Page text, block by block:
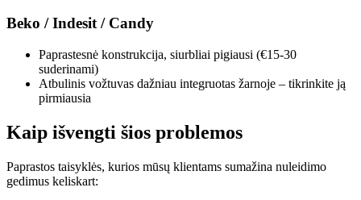
Beko / Indesit / Candy
Paprastesnė konstrukcija, siurbliai pigiausi (€15-30
suderinami)
Atbulinis vožtuvas dažniau integruotas žarnoje – tikrinkite ją
pirmiausia
Kaip išvengti šios problemos
Paprastos taisyklės, kurios mūsų klientams sumažina nuleidimo
gedimus keliskart: